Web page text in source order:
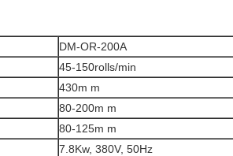
DM-OR-200A
45-150rolls/min
430m m
80-200m m
80-125m m
7.8Kw, 380V, 50Hz